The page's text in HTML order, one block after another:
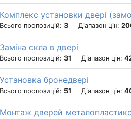
Комплекс установки двері
Всього пропозицій: 3 Діапазон цін:
Заміна скла в двері
Всього пропозицій: 31 Діапазон цін:
Установка бронедвері
Всього пропозицій: 51 Діапазон цін:
Монтаж дверей